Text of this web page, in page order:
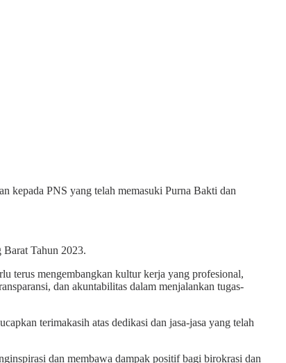
kepada PNS yang telah memasuki Purna Bakti dan
Tahun 2023.
terus mengembangkan kultur kerja yang profesional,
dan akuntabilitas dalam menjalankan tugas-
terimakasih atas dedikasi dan jasa-jasa yang telah
dan membawa dampak positif bagi birokrasi dan